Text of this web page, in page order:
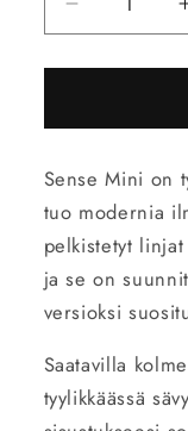
Vähennä
tuotteen
Sense
263,
määrää
Sense Mini on
tuo modernia
pelkistetyt
ja se on
versioksi
Saatavilla
tyylikkäässä